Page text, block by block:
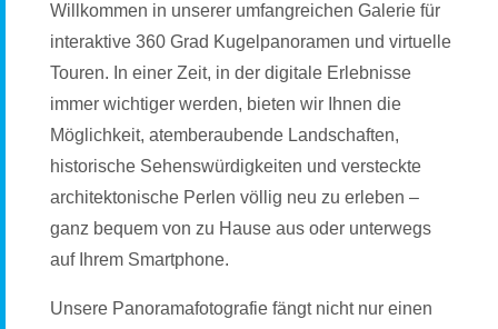
Willkommen in unserer umfangreichen Galerie für
interaktive 360 Grad Kugelpanoramen und virtuelle
Touren. In einer Zeit, in der digitale Erlebnisse
immer wichtiger werden, bieten wir Ihnen die
Möglichkeit, atemberaubende Landschaften,
historische Sehenswürdigkeiten und versteckte
architektonische Perlen völlig neu zu erleben –
ganz bequem von zu Hause aus oder unterwegs
auf Ihrem Smartphone.
Unsere Panoramafotografie fängt nicht nur einen